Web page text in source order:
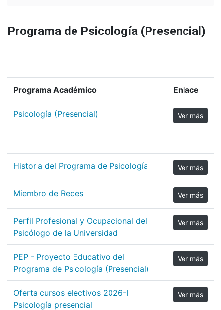
Programa de Psicología (Presencial)
Programa Académico Enlace
Psicología (Presencial) Ver más
Historia del Programa de Psicología Ver más
Miembro de Redes Ver más
Perfil Profesional y Ocupacional del
Psicólogo de la Universidad
Ver más
PEP - Proyecto Educativo del
Programa de Psicología (Presencial)
Ver más
Oferta cursos electivos 2026-I
Psicología presencial
Ver más